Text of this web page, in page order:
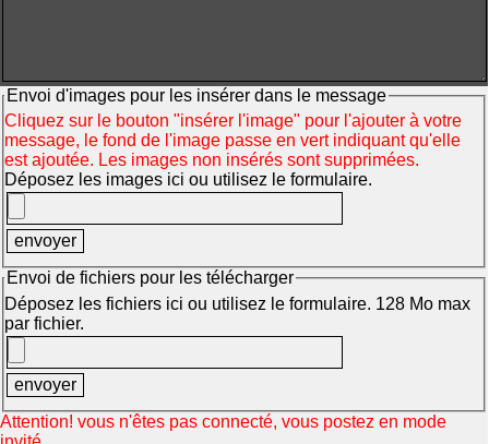
Envoi d'images pour les insérer dans le message
Cliquez sur le bouton "insérer l'image" pour l'ajouter à votre
message, le fond de l'image passe en vert indiquant qu'elle
est ajoutée. Les images non insérés sont supprimées.
Déposez les images ici ou utilisez le formulaire.
Envoi de fichiers pour les télécharger
Déposez les fichiers ici ou utilisez le formulaire. 128 Mo max
par fichier.
Attention! vous n'êtes pas connecté, vous postez en mode